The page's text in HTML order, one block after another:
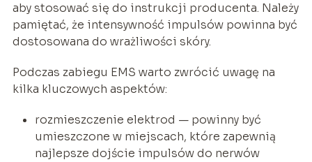
aby stosować się do instrukcji producenta. Należy
pamiętać, że intensywność impulsów powinna być
dostosowana do wrażliwości skóry.
Podczas zabiegu EMS warto zwrócić uwagę na
kilka kluczowych aspektów:
rozmieszczenie elektrod — powinny być
umieszczone w miejscach, które zapewnią
najlepsze dojście impulsów do nerwów